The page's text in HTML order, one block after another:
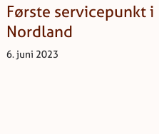
Første servicepunkt i
Nordland
6. juni 2023